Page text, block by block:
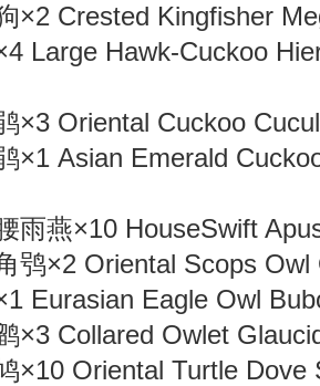
×2 Crested Kingfisher
Large Hawk-Cuckoo
×3 Oriental Cuckoo
×1 Asian Emerald
雨燕×10 HouseSwift
鸮×2 Oriental Scops
Eurasian Eagle Owl
×3 Collared Owlet
×10 Oriental Turtle